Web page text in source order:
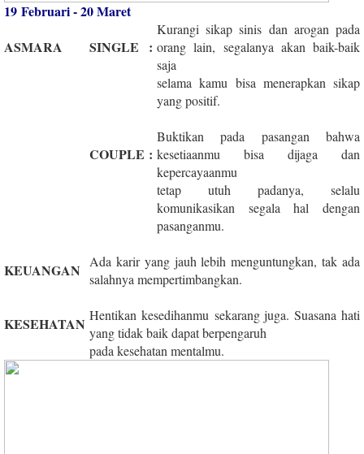
19 Februari - 20 Maret
ASMARA
SINGLE :
Kurangi sikap sinis dan arogan pada
orang lain, segalanya akan baik-baik
saja
selama kamu bisa menerapkan sikap
yang positif.
COUPLE :
Buktikan pada pasangan bahwa
kesetiaanmu bisa dijaga dan
kepercayaanmu
tetap utuh padanya, selalu
komunikasikan segala hal dengan
pasanganmu.
KEUANGAN
Ada karir yang jauh lebih menguntungkan, tak ada
salahnya mempertimbangkan.
KESEHATAN Hentikan kesedihanmu sekarang juga. Suasana hati
yang tidak baik dapat berpengaruh
pada kesehatan mentalmu.